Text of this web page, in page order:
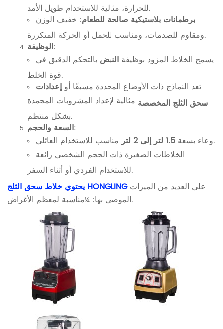
برطمانات بلاستيكية صالحة للطعام: خفيف الوزن
الوظيفة:
يسمح الخلاط المزود بوظيفة النبض بالتحكم الدقيق في
تعد النماذج ذات الأوضاع المحددة مسبقًا أو إعدادات
سحق الثلج المخصصة مثالية لإعداد المشروبات المجمدة
السعة والحجم:
وعاء بسعة 1.5 لتر إلى 2 لتر
مناسب للاستخدام العائلي.
الخلاطات الصغيرة ذات الحجم الشخصي رائعة
يحتوي خلاط سحق الثلج HONGLING على العديد من الميزات
الموصى بها: ¼مناسبة لمعظم الأغراض.